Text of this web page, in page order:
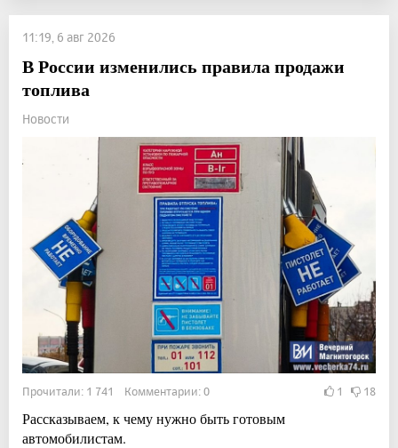
11:19, 6 авг 2026
В России изменились правила продажи
топлива
Новости
Прочитали: 1 741 Комментарии: 0 1 18
Рассказываем, к чему нужно быть готовым
автомобилистам.